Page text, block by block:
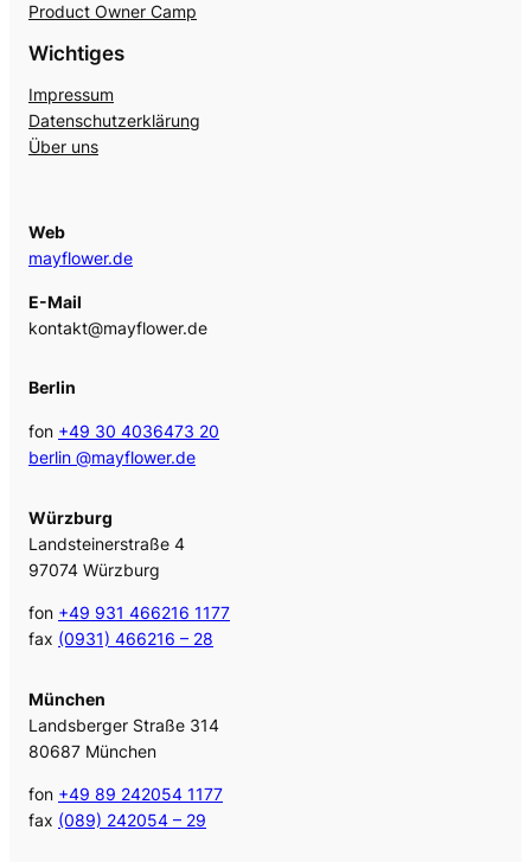
Product Owner Camp
Wichtiges
Impressum
Datenschutzerklärung
Über uns
Web
mayflower.de
E-Mail
kontakt@mayflower.de
Berlin
fon +49 30 4036473 20
berlin @mayflower.de
Würzburg
Landsteinerstraße 4
97074 Würzburg
fon +49 931 466216 1177
fax (0931) 466216 – 28
München
Landsberger Straße 314
80687 München
fon +49 89 242054 1177
fax (089) 242054 – 29